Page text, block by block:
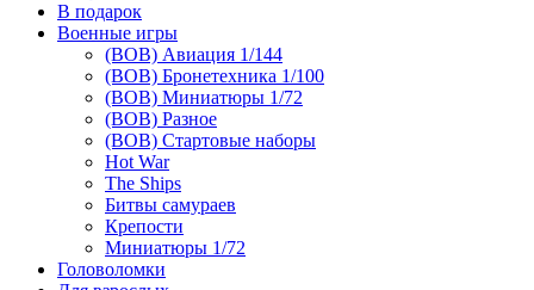
В подарок
Военные игры
(ВОВ) Авиация 1/144
(ВОВ) Бронетехника 1/100
(ВОВ) Миниатюры 1/72
(ВОВ) Разное
(ВОВ) Стартовые наборы
Hot War
The Ships
Битвы самураев
Крепости
Миниатюры 1/72
Головоломки